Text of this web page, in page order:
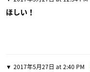
ほしい！
2017年5月27日 at 2:40 PM